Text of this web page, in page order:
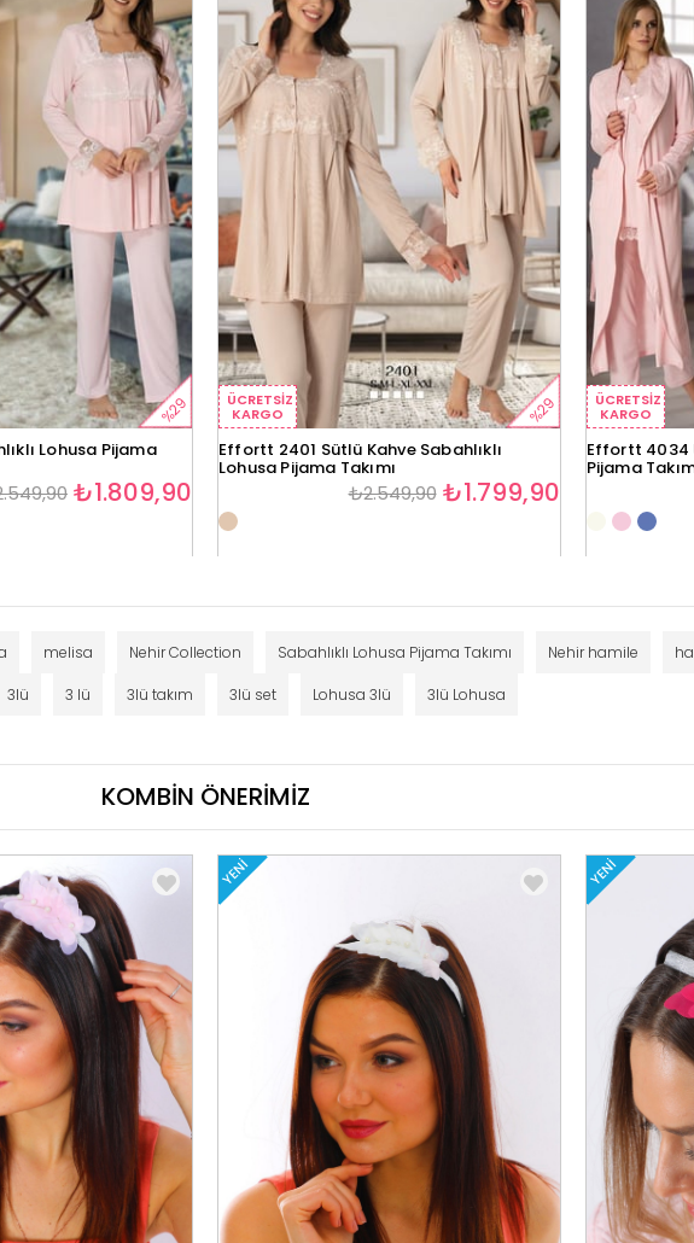
%29
Lohusa Pijama
₺1.809,90
ÜCRETSIZ
KARGO %29
Effortt 2401 Sütlü Kahve Sabahlıklı
Lohusa Pijama Takımı
₺1.799,90
₺2.549,90
ÜCRETSIZ
KARGO
Effortt 4034
Pijama
melisa Nehir Collection Sabahlıklı Lohusa Pijama Takımı Nehir hamile
3lü 3 lü 3lü takım 3lü set Lohusa 3lü 3lü Lohusa
KOMBİN ÖNERİMİZ
YENI YENI